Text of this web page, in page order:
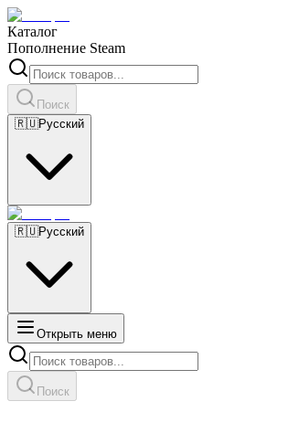
Каталог
Пополнение Steam
Поиск
🇷🇺Русский
🇷🇺Русский
Открыть меню
Поиск